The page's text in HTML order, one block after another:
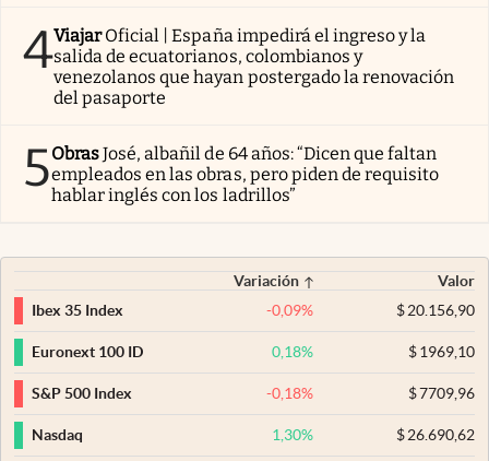
4Viajar Oficial | España impedirá el ingreso y la
salida de ecuatorianos, colombianos y
venezolanos que hayan postergado la renovación
del pasaporte
5ObrasJosé, albañil de 64 años: “Dicen que faltan
empleados en las obras, pero piden de requisito
hablar inglés con los ladrillos”
Variación
Valor
Ibex 35 Index
-0,09% $20.156,90
Euronext 100 ID 0,18% $1969,10
S&P 500 Index -0,18% $7709,96
Nasdaq 1,30% $26.690,62